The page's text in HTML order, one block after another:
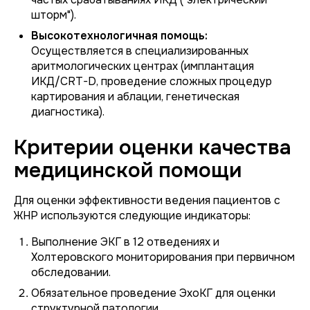
шторм").
Высокотехнологичная помощь:
Осуществляется в специализированных
аритмологических центрах (имплантация
ИКД/CRT-D, проведение сложных процедур
картирования и аблации, генетическая
диагностика).
Критерии оценки качества
медицинской помощи
Для оценки эффективности ведения пациентов с
ЖНР используются следующие индикаторы:
Выполнение ЭКГ в 12 отведениях и
Холтеровского мониторирования при первичном
обследовании.
Обязательное проведение ЭхоКГ для оценки